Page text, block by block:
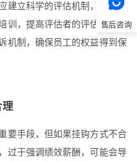
售后咨询
建立科学的评估机制，明确评
训，提高评估者的评估能力和
机制，确保员工的权益得到保
理
要手段，但如果挂钩方式不合
过于强调绩效薪酬，可能会导